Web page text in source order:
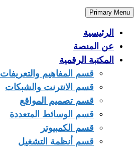
Primary Menu
الرئيسية
عن المنصة
المكتبة الرقمية
قسم المفاهيم والتعريفات
قسم الانترنت والشبكات
قسم تصميم المواقع
قسم الوسائط المتعددة
قسم الكمبيوتر
قسم أنظمة التشغيل